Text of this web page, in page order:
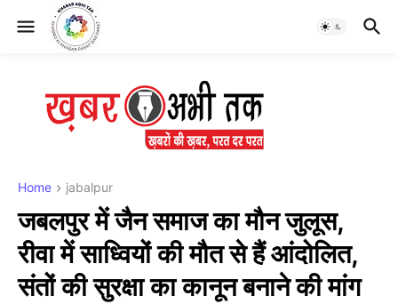
Home jabalpur
जबलपुर में जैन समाज का मौन जुलूस,
रीवा में साध्वियों की मौत से हैं आंदोलित,
संतों की सुरक्षा का कानून बनाने की मांग